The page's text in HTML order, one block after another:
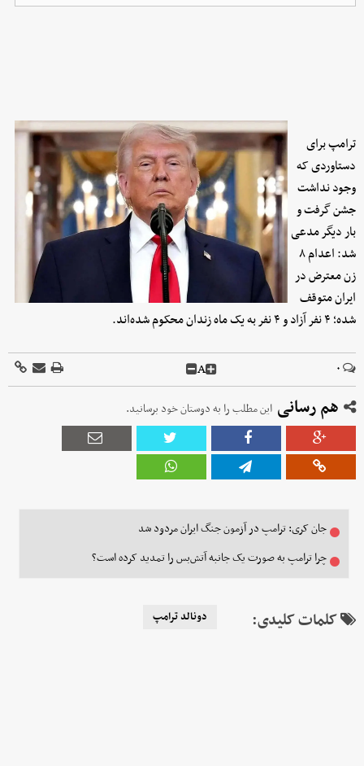
ترامپ برای
دستاوردی که
وجود نداشت
جشن گرفت و
بار دیگر مدعی
شد: اعدام ۸
زن معترض در
ایران متوقف
شده؛ ۴ نفر آزاد و ۴ نفر به یک ماه زندان محکوم شده‌‌اند.
۰ A
هم رسانی این مطلب را به دوستان خود برسانید.
جان کری: ترامپ در آزمون جنگ ایران مردود شد
چرا ترامپ به صورت یک جانبه آتش‌بس را تمدید کرده است؟
کلمات کلیدی: دونالد ترامپ